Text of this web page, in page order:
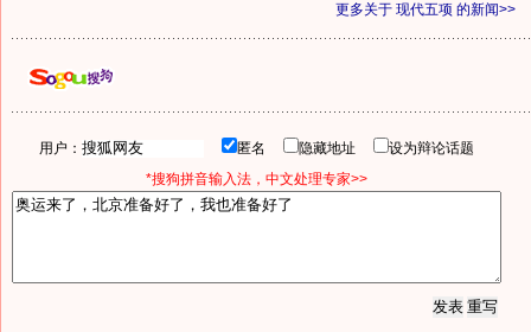
更多关于 现代五项 的新闻>>
用户： 匿名 隐藏地址
设为辩论话题
*搜狗拼音输入法，中文处理专家>>